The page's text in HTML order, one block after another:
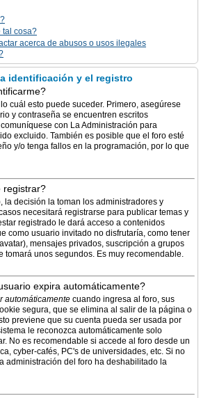
tal cosa?
acerca de abusos o usos ilegales
identificación y el registro
cuál esto puede suceder. Primero, asegúrese
y contraseña se encuentren escritos
con La Administración para
excluido. También es posible que el foro esté
y/o tenga fallos en la programación, por lo que
registrar?
la decisión la toman los administradores y
necesitará registrarse para publicar temas y
registrado le dará acceso a contenidos
como usuario invitado no disfrutaría, como tener
mensajes privados, suscripción a grupos
tomará unos segundos. Es muy recomendable.
expira automáticamente?
automáticamente cuando ingresa al foro, sus
segura, que se elimina al salir de la página o
previene que su cuenta pueda ser usada por
le reconozca automáticamente solo
No es recomendable si accede al foro desde un
cyber-cafés, PC's de universidades, etc. Si no
administración del foro ha deshabilitado la